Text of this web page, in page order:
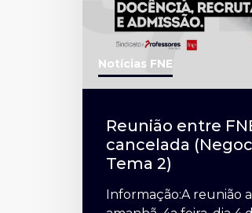
Notícias FNE
Reunião entre
cancelada
Tema 2)
Informação:A reunião